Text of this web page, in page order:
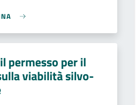
permesso per il
viabilità silvo-